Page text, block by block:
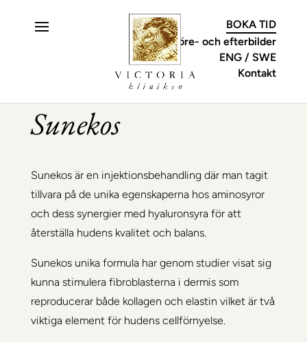
Kontakt
ENG SWE
Före- och efterbilder
BOKA TID
Sunekos
Sunekos är en injektionsbehandling där man tagit
tillvara på de unika egenskaperna hos aminosyror
och dess synergier med hyaluronsyra för att
återställa hudens kvalitet och balans.
Sunekos unika formula har genom studier visat sig
kunna stimulera fibroblasterna i dermis som
reproducerar både kollagen och elastin vilket är två
viktiga element för hudens cellförnyelse.